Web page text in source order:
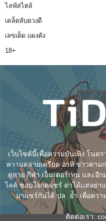
ไลฟ์สไตล์
เคล็ดลับดวงดี
เลขเด็ด แผงดัง
18+
เว็บไซต์นี้เพื่อความบันเทิง โนด
ความคลายเครียด อาทิ ข่าวตาม
ดูหวย กีฬา เอ็นเตอร์เทน และอี
ไลค์ ชอบใจกดแชร์ ด่าได้แต่อย่า
มาแชร์กันได้ ปล. ย้ำ เพื่อควา
ติดต่อเรา: